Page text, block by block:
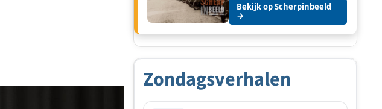
Bekijk op Scherpinbeeld
→
Zondagsverhalen